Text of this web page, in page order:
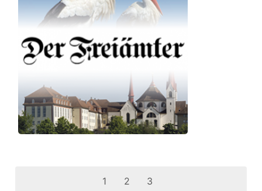
1 2 3